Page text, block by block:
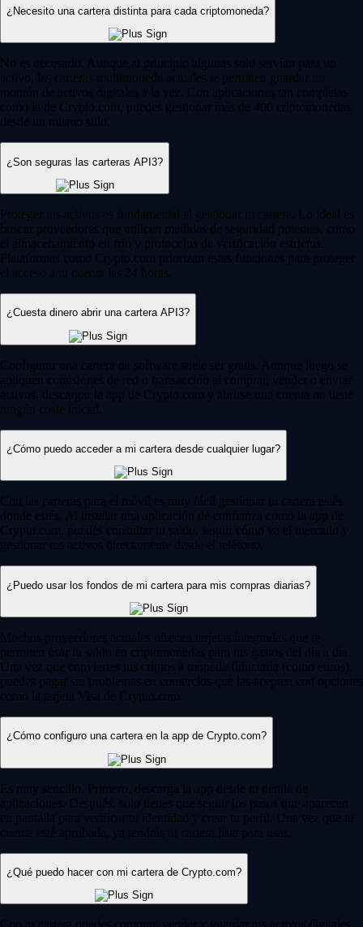
¿Necesito una cartera distinta para cada criptomoneda?
No es necesario. Aunque al principio algunas solo servían para un
activo, las carteras multimoneda actuales te permiten guardar un
montón de activos digitales a la vez. Con aplicaciones tan completas
como la de Crypto.com, puedes gestionar más de 400 criptomonedas
desde un mismo sitio.
¿Son seguras las carteras API3?
Proteger tus activos es fundamental al gestionar tu cartera. Lo ideal es
buscar proveedores que utilicen medidas de seguridad potentes, como
el almacenamiento en frío y protocolos de verificación estrictos.
Plataformas como Crypto.com priorizan estas funciones para proteger
el acceso a tu cuenta las 24 horas.
¿Cuesta dinero abrir una cartera API3?
Configurar una cartera de software suele ser gratis. Aunque luego se
apliquen comisiones de red o transacción al comprar, vender o enviar
activos, descargar la app de Crypto.com y abrirse una cuenta no tiene
ningún coste inicial.
¿Cómo puedo acceder a mi cartera desde cualquier lugar?
Con las carteras para el móvil es muy fácil gestionar tu cartera estés
donde estés. Al instalar una aplicación de confianza como la app de
Crypto.com, puedes consultar tu saldo, seguir cómo va el mercado y
gestionar tus activos directamente desde el teléfono.
¿Puedo usar los fondos de mi cartera para mis compras diarias?
Muchos proveedores actuales ofrecen tarjetas integradas que te
permiten usar tu saldo en criptomonedas para tus gastos del día a día.
Una vez que conviertes tus criptos a moneda fiduciaria (como euros),
puedes pagar sin problemas en comercios que las acepten con opciones
como la tarjeta Visa de Crypto.com.
¿Cómo configuro una cartera en la app de Crypto.com?
Es muy sencillo. Primero, descarga la app desde tu tienda de
aplicaciones. Después, solo tienes que seguir los pasos que aparecen
en pantalla para verificar tu identidad y crear tu perfil. Una vez que tu
cuenta esté aprobada, ya tendrás tu cartera lista para usar.
¿Qué puedo hacer con mi cartera de Crypto.com?